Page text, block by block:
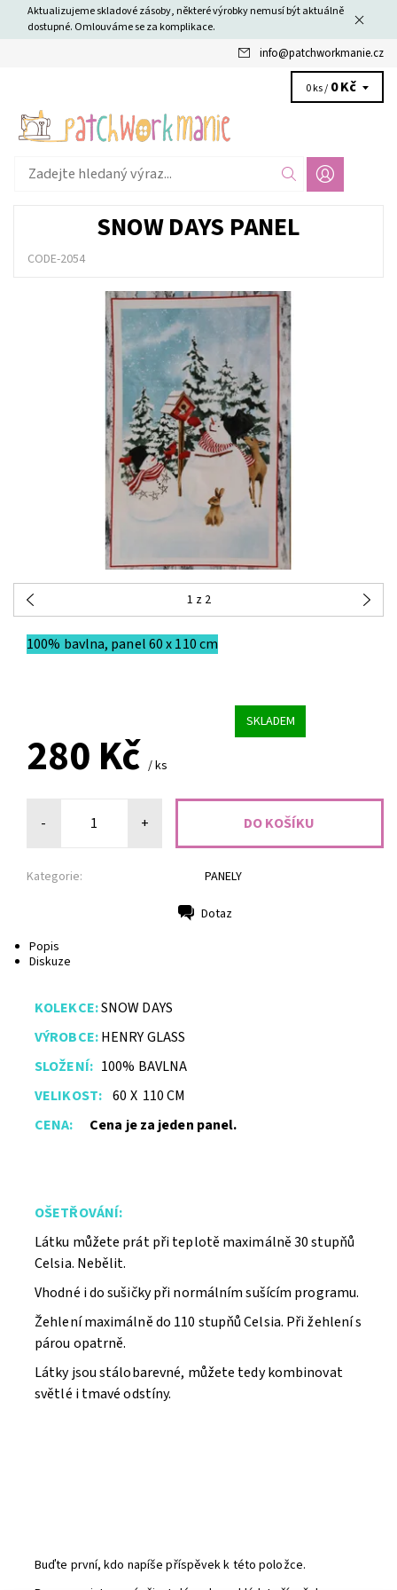
Aktualizujeme skladové zásoby, některé výrobky nemusí být aktuálně
dostupné. Omlouváme se za komplikace.
info@patchworkmanie.cz
0 ks / 0 Kč
SNOW DAYS PANEL
CODE-2054
1 z 2
100% bavlna, panel 60 x 110 cm
SKLADEM
280 Kč / ks
- +
Kategorie: PANELY
Dotaz
Popis
Diskuze
KOLEKCE:SNOW DAYS
VÝROBCE:HENRY GLASS
SLOŽENÍ:100% BAVLNA
VELIKOST:60 X 110 CM
CENA: Cena je za jeden panel.
OŠETŘOVÁNÍ:
Látku můžete prát při teplotě maximálně 30 stupňů
Celsia. Nebělit.
Vhodné i do sušičky při normálním sušícím programu.
Žehlení maximálně do 110 stupňů Celsia. Při žehlení s
párou opatrně.
Látky jsou stálobarevné, můžete tedy kombinovat
světlé i tmavé odstíny.
Buďte první, kdo napíše příspěvek k této položce.